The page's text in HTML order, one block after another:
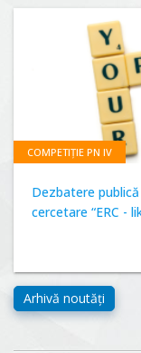
COMPETIȚIE PN IV
Dezbatere
cercetare “ERC -